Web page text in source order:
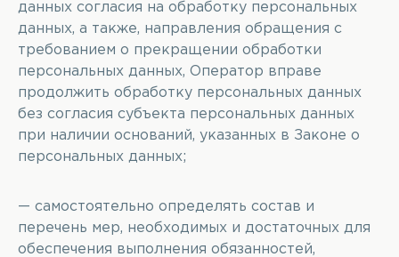
данных согласия на обработку персональных
данных, а также, направления обращения с
требованием о прекращении обработки
персональных данных, Оператор вправе
продолжить обработку персональных данных
без согласия субъекта персональных данных
при наличии оснований, указанных в Законе о
персональных данных;
— самостоятельно определять состав и
перечень мер, необходимых и достаточных для
обеспечения выполнения обязанностей,